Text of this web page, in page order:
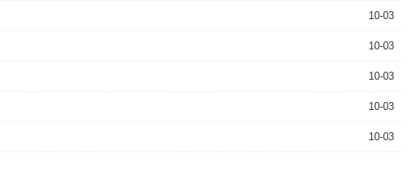
10-03
10-03
10-03
10-03
10-03